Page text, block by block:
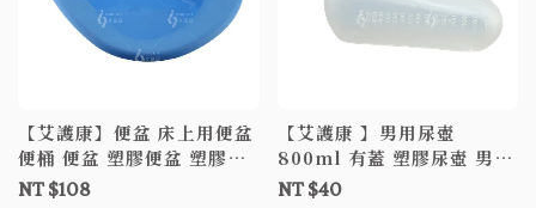
【艾護康】便盆 床上用便盆
便桶 便盆 塑膠便盆 塑膠便
桶
NT $108
【艾護康 】男用尿壺
800ml 有蓋 塑膠尿壺 男性
尿壺 接尿器
NT $40